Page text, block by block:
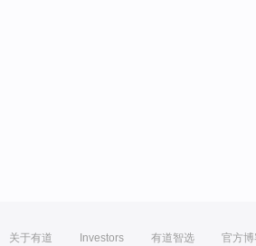
关于有道 Investors 有道智选 官方博